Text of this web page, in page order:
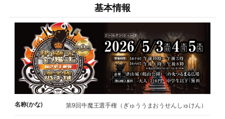
基本情報
名称(かな) 第9回牛魔王選手権（ぎゅううまおうせんしゅけん）